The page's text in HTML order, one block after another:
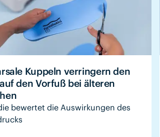
Kuppeln verringern den
den Vorfuß bei älteren
bewertet die Auswirkungen des